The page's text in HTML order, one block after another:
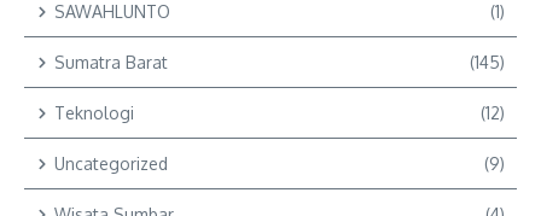
SAWAHLUNTO (1)
Sumatra Barat (145)
Teknologi (12)
Uncategorized (9)